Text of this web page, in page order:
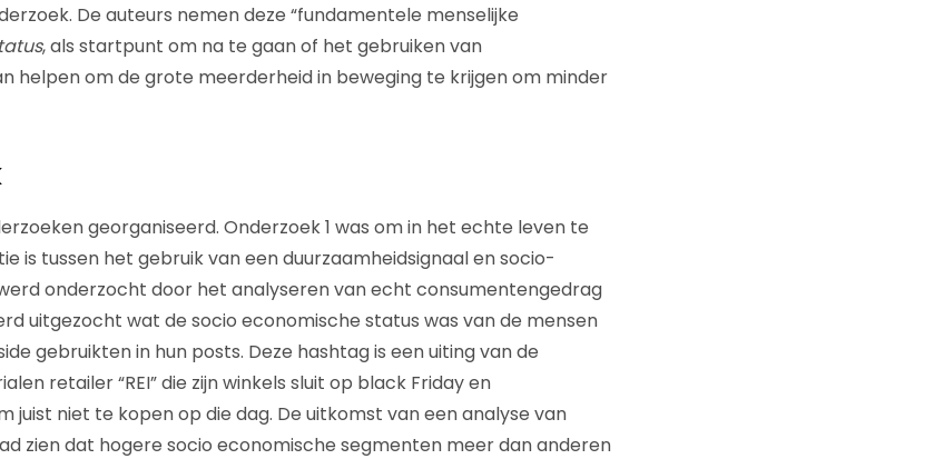
De auteurs nemen deze “fundamentele menselijke
, als startpunt om na te gaan of het gebruiken van
helpen om de grote meerderheid in beweging te krijgen om minder
georganiseerd. Onderzoek 1 was om in het echte leven te
is tussen het gebruik van een duurzaamheidsignaal en socio-
onderzocht door het analyseren van echt consumentengedrag
uitgezocht wat de socio economische status was van de mensen
gebruikten in hun posts. Deze hashtag is een uiting van de
retailer “REI” die zijn winkels sluit op black Friday en
juist niet te kopen op die dag. De uitkomst van een analyse van
zien dat hogere socio economische segmenten meer dan anderen